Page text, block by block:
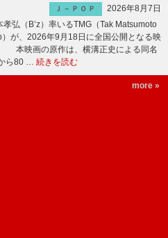
Ｊ－ＰＯＰ
2026年8月7日
弘（B’z）率いるTMG（Tak Matsumoto
）が、2026年9月18日に全国公開となる映
本映画の原作は、横溝正史による同名
ら80 … 続きを読む
more »